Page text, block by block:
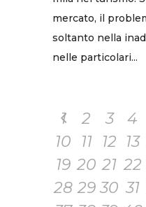
mercato, il
soltanto nella
nelle particolari...
1 2 3 4
10
11 12 13
19 20 21 22
28 29 30 31